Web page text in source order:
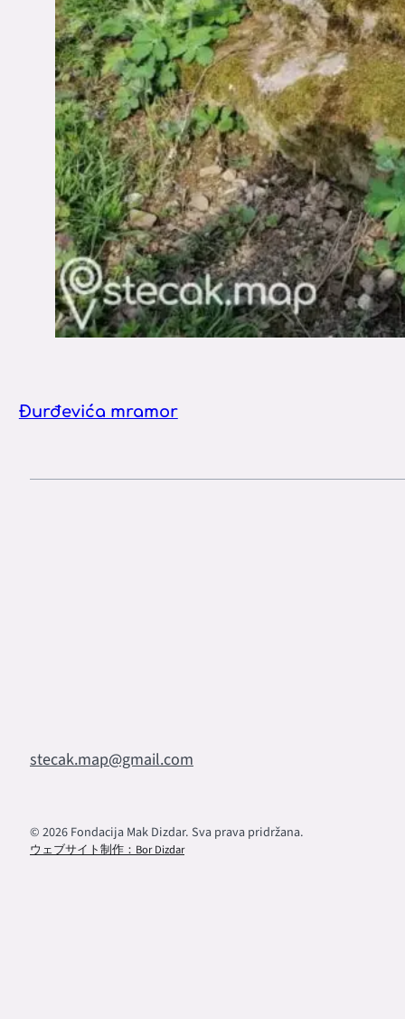
Đurđevića mramor
© 2026 Fondacija Mak Dizdar. Sva prava pridržana.
ウェブサイト制作：Bor Dizdar
stecak.map@gmail.com